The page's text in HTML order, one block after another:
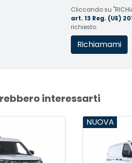
Cliccando su
art. 13 Reg. (UE)
richiesto.
interessarti
NUOVA